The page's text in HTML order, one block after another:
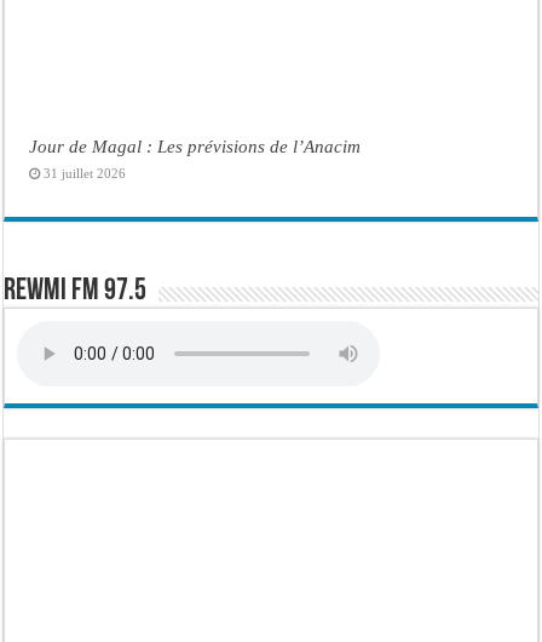
Jour de Magal : Les prévisions de l’Anacim
31 juillet 2026
Rewmi FM 97.5